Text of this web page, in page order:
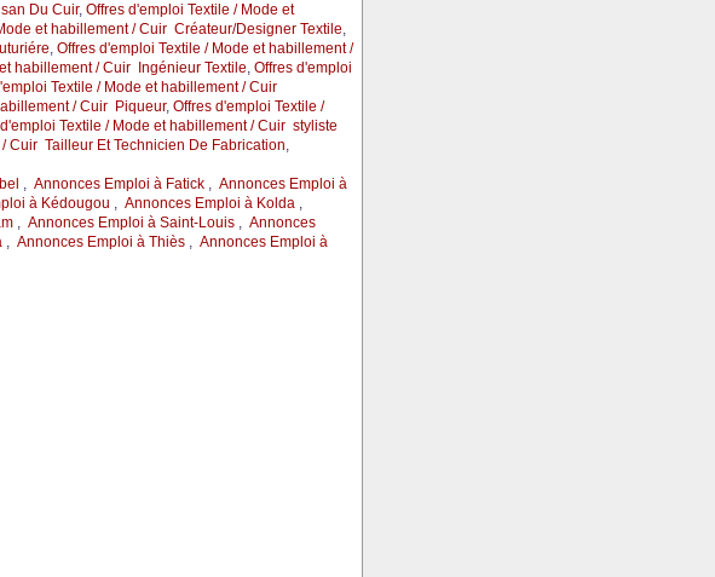
Du Cuir, Offres d'emploi Textile / Mode et
et habillement / Cuir Créateur/Designer Textile,
, Offres d'emploi Textile / Mode et habillement /
habillement / Cuir Ingénieur Textile, Offres d'emploi
Textile / Mode et habillement / Cuir
/ Cuir Piqueur, Offres d'emploi Textile /
Textile / Mode et habillement / Cuir styliste
Cuir Tailleur Et Technicien De Fabrication,
, Annonces Emploi à Fatick, Annonces Emploi à
à Kédougou , Annonces Emploi à Kolda,
, Annonces Emploi à Saint-Louis, Annonces
, Annonces Emploi à Thiès, Annonces Emploi à